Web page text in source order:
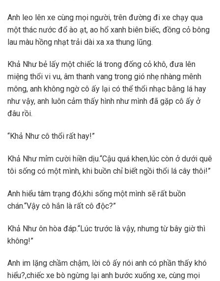
Anh leo lên xe cùng mọi người, trên đường đi xe chạy qua
một thác nước đổ ào ạt, ao hổ xanh biên biếc, đồng cỏ bông
lau màu hồng nhạt trải dài xa xa thung lũng.
Khả Như bẻ lấy một chiếc lá trong đống cỏ khô, đưa lên
miệng thổi vi vu, âm thanh vang trong gió nhẹ nhàng mênh
mông, anh không ngờ cô ấy lại có thể thổi nhạc bằng lá hay
như vậy, anh luôn cảm thấy hình như mình đã gặp cô ấy ở
đâu rồi.
“Khả Như cô thổi rất hay!”
Khả Như mỉm cười hiền dịu.“Cậu quá khen,lúc còn ở dưới quê
tôi sống có một mình, khi buồn chỉ biết ngồi thổi lá cây thôi!”
Anh hiểu tâm trạng đó,khi sống một mình sẽ rất buồn
chán.“Vậy cô hắn là rất cô độc?”
Khả Như ôn hòa đáp.“Lúc trước là vậy, nhưng từ bây giờ thì
không!”
Anh im lặng chầm chậm, lời cô ấy nói anh có phần thấy khó
hiểu?,chiếc xe bò ngừng lại anh bước xuống xe, cùng mọi